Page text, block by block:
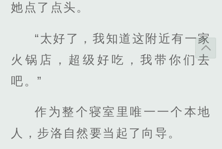
她点了点头。
“太好了，我知道这附近有一家
火锅店，超级好吃，我带你们去
吧。”
作为整个寝室里唯一一个本地
人，步洛自然要当起了向导。